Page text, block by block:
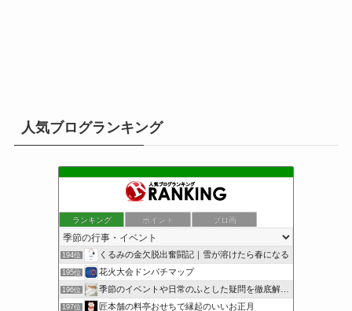
人気ブログランキング
ランキング ポイント ブロ画
194位 くるみの金欠脱出奮闘記｜雪が溶けたら春になる
195位 花火大会ドンパチマップ
196位 季節のイベントや日常のふとした疑問を徹底解説！
197位 匠本舗の料亭おせちで縁起のいいお正月